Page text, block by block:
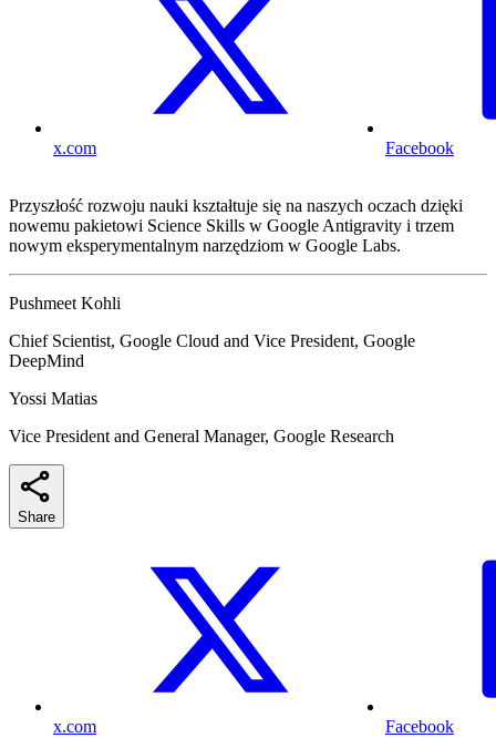
x.com Facebook
Przyszłość rozwoju nauki kształtuje się na naszych oczach dzięki
nowemu pakietowi Science Skills w Google Antigravity i trzem
nowym eksperymentalnym narzędziom w Google Labs.
Pushmeet Kohli
Chief Scientist, Google Cloud and Vice President, Google
DeepMind
Yossi Matias
Vice President and General Manager, Google Research
Share
x.com Facebook